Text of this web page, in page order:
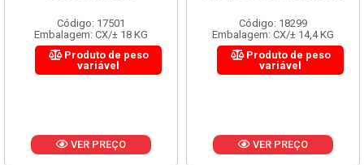
Código: 17501
Embalagem: CX/± 18 KG
Produto de peso
variável
VER PREÇO
Código: 18299
Embalagem: CX/± 14,4 KG
Produto de peso
variável
VER PREÇO